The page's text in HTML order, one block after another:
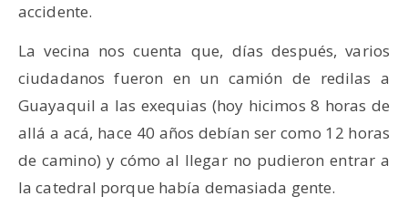
accidente.
La vecina nos cuenta que, días después, varios
ciudadanos fueron en un camión de redilas a
Guayaquil a las exequias (hoy hicimos 8 horas de
allá a acá, hace 40 años debían ser como 12 horas
de camino) y cómo al llegar no pudieron entrar a
la catedral porque había demasiada gente.